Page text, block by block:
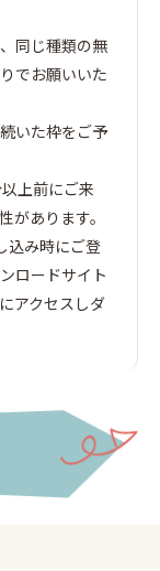
同じ種類の無
でお願いいた
いた枠をご予
上前にご来
があります。
込み時にご登
ロードサイト
アクセスしダ